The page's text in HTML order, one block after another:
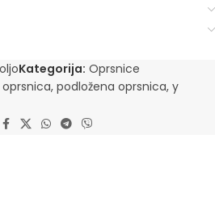
Kategorija: Oprsnice
, podložena oprsnica, y